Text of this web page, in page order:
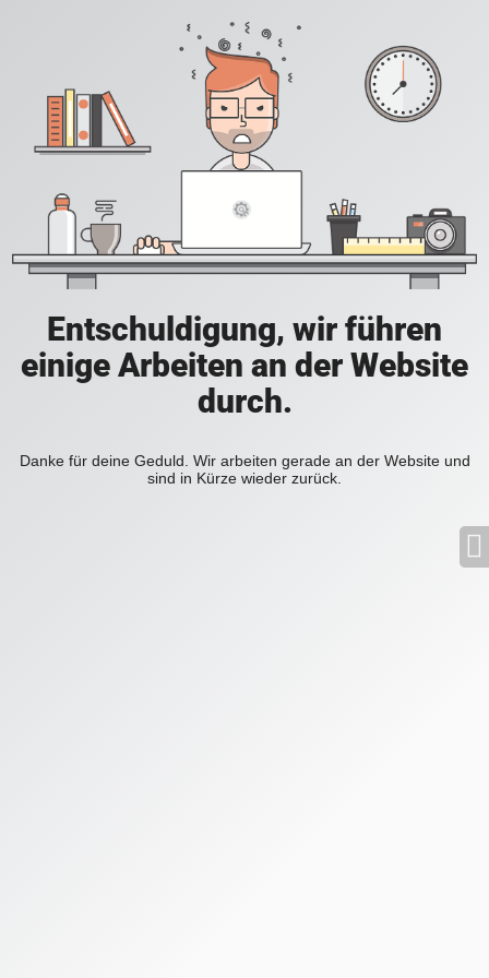
Entschuldigung, wir führen
einige Arbeiten an der Website
durch.
Danke für deine Geduld. Wir arbeiten gerade an der Website und
sind in Kürze wieder zurück.